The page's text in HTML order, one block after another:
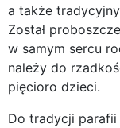
a także
Został
w samym sercu
należy do
pięcioro dzieci.
Do tradycji parafii